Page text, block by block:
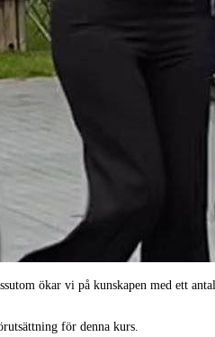
ökar vi på kunskapen med ett antal
för denna kurs.